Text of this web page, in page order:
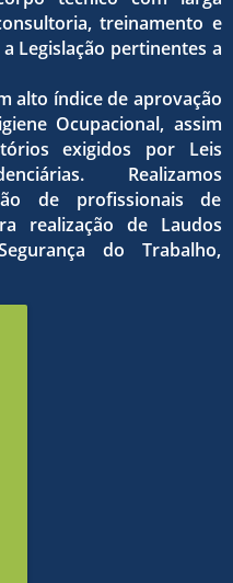
treinamento e
Legislação pertinentes a
alto índice de aprovação
Ocupacional, assim
exigidos por Leis
Realizamos
de profissionais de
realização de Laudos
do Trabalho,